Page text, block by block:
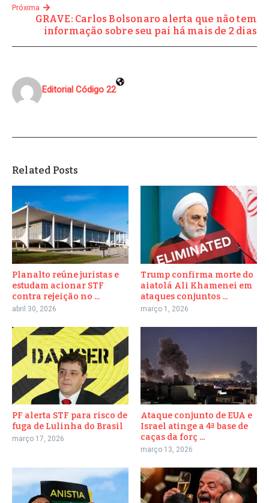
Próxima
GRAVE: Carlos Bolsonaro alerta que não tem
informação sobre seu pai há mais de 2 dias
Editorial Código 22
Related Posts
Planalto reúne juristas e
estudam acionar STF
contra rejeição no ...
abril 30, 2026
Trump confirma morte do
aiatolá Ali Khamenei em
ataques conjuntos ...
março 1, 2026
PF alerta STF para risco de
fuga de Lulinha do Brasil
março 17, 2026
Ataque conjunto de EUA e
Israel atinge a 4ª base de
caças da forç ...
março 13, 2026